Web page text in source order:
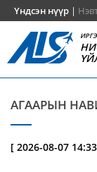
Үндсэн нүүр |
АГААРЫН
[ 2026-08-07